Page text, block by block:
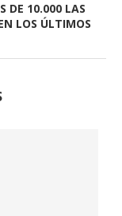
DE 10.000 LAS
LOS ÚLTIMOS